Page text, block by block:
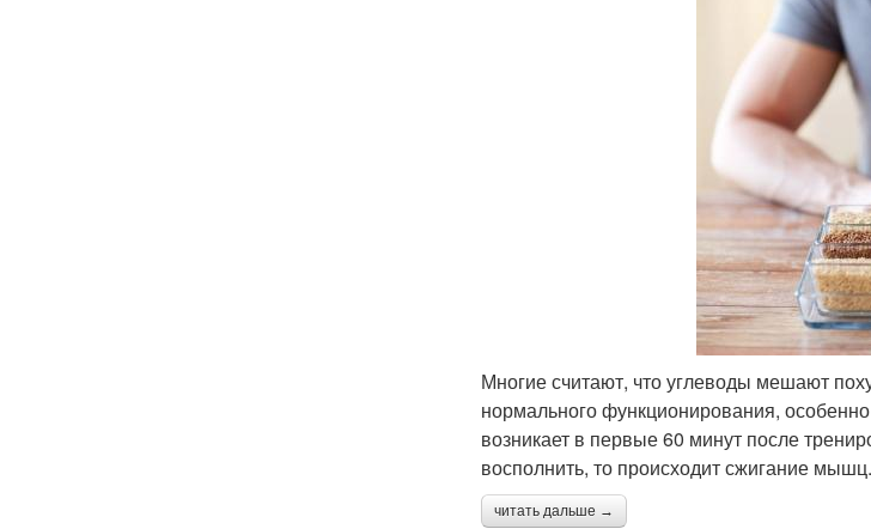
Многие считают, что углеводы мешают
нормального функционирования,
возникает в первые 60 минут после
восполнить, то происходит сжигание мышц.
читать дальше →